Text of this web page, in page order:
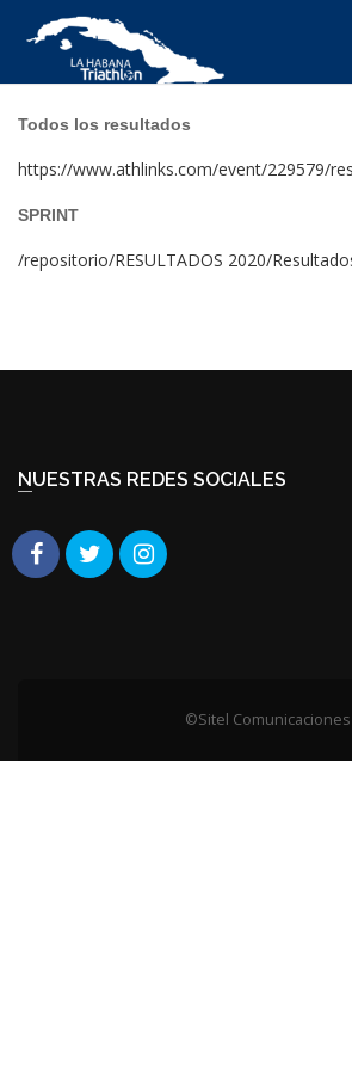
Todos los resultados
https://www.athlinks.com/event/229579/
SPRINT
/repositorio/RESULTADOS 2020/
NUESTRAS REDES SOCIALES
©Sitel Comunicaciones